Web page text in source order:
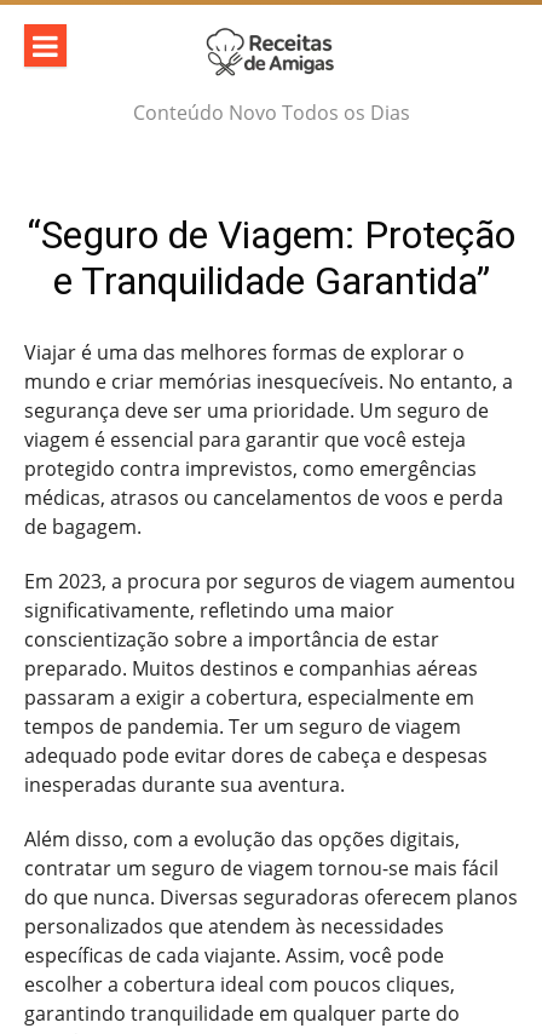
Skip
content
Conteúdo Novo Todos os Dias
“Seguro de Viagem: Proteção
e Tranquilidade Garantida”
Viajar é uma das melhores formas de explorar o
mundo e criar memórias inesquecíveis. No entanto, a
segurança deve ser uma prioridade. Um seguro de
viagem é essencial para garantir que você esteja
protegido contra imprevistos, como emergências
médicas, atrasos ou cancelamentos de voos e perda
de bagagem.
Em 2023, a procura por seguros de viagem aumentou
significativamente, refletindo uma maior
conscientização sobre a importância de estar
preparado. Muitos destinos e companhias aéreas
passaram a exigir a cobertura, especialmente em
tempos de pandemia. Ter um seguro de viagem
adequado pode evitar dores de cabeça e despesas
inesperadas durante sua aventura.
Além disso, com a evolução das opções digitais,
contratar um seguro de viagem tornou-se mais fácil
do que nunca. Diversas seguradoras oferecem planos
personalizados que atendem às necessidades
específicas de cada viajante. Assim, você pode
escolher a cobertura ideal com poucos cliques,
garantindo tranquilidade em qualquer parte do